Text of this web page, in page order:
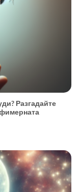
Разгадайте